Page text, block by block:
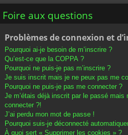
m
Foire aux questions
Problèmes de connexion et
Pourquoi ai-je besoin de m’inscrire ?
Qu’est-ce que la COPPA ?
Pourquoi ne puis-je pas m’inscrire ?
Je suis inscrit mais je ne peux pas me
Pourquoi ne puis-je pas me connecter ?
Je m’étais déjà inscrit par le passé mais
connecter ?!
J’ai perdu mon mot de passe !
Pourquoi suis-je déconnecté
À quoi sert « Supprimer les cookies » ?